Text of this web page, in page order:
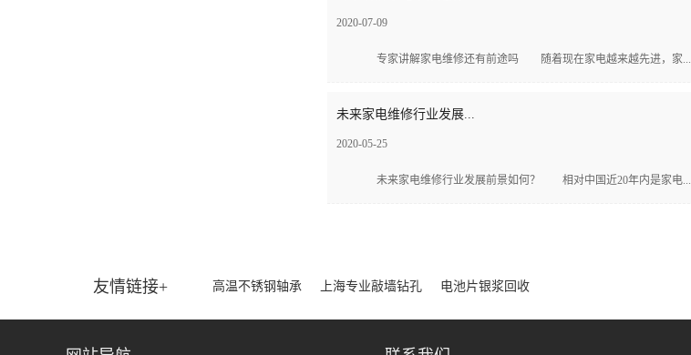
2020-07-09
专家讲解家电维修还有前途吗 随着现在家电越来越先进，家...
未来家电维修行业发展...
2020-05-25
未来家电维修行业发展前景如何？ 相对中国近20年内是家电...
友情链接+ 高温不锈钢轴承 上海专业敲墙钻孔 电池片银浆回收